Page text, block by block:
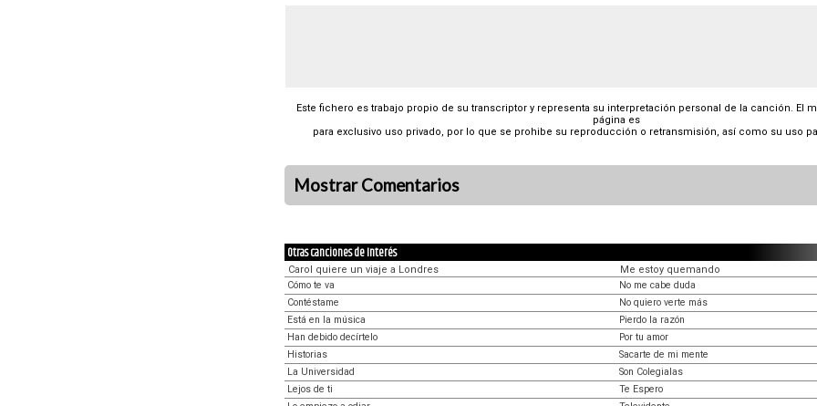
Este fichero es trabajo propio de su transcriptor y representa su interpretación personal de la canción. El
página es
para exclusivo uso privado, por lo que se prohibe su reproducción o retransmisión, así como su uso
Mostrar Comentarios
Otras canciones de Interés
Carol quiere un viaje a Londres
Cómo te va
Contéstame
Está en la música
Han debido decírtelo
Historias
La Universidad
Lejos de ti
Me estoy quemando
No me cabe duda
No quiero verte más
Pierdo la razón
Por tu amor
Sacarte de mi mente
Son Colegialas
Te Espero